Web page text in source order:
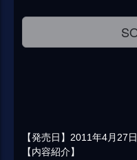
【発売日】2011年4月27日
【内容紹介】